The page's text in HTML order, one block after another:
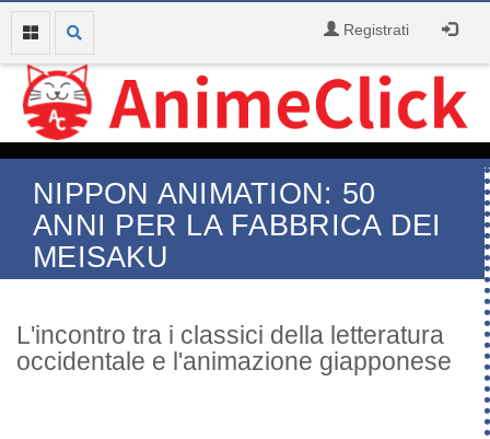
Registrati
NIPPON ANIMATION: 50
ANNI PER LA FABBRICA DEI
MEISAKU
L'incontro tra i classici della letteratura
occidentale e l'animazione giapponese